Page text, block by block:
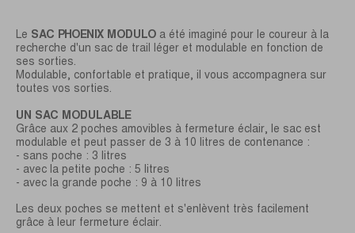
Le SAC PHOENIX MODULO a été imaginé pour le coureur à la
recherche d'un sac de trail léger et modulable en fonction de
ses sorties.
Modulable, confortable et pratique, il vous accompagnera sur
toutes vos sorties.
UN SAC MODULABLE
Grâce aux 2 poches amovibles à fermeture éclair, le sac est
modulable et peut passer de 3 à 10 litres de contenance :
- sans poche : 3 litres
- avec la petite poche : 5 litres
- avec la grande poche : 9 à 10 litres
Les deux poches se mettent et s'enlèvent très facilement
grâce à leur fermeture éclair.